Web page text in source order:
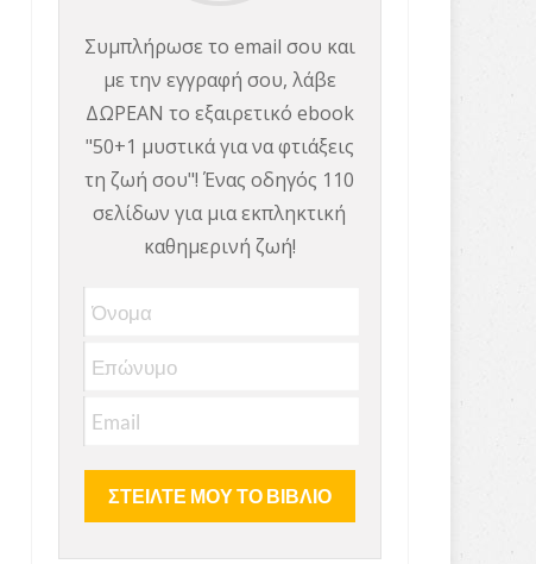
Συμπλήρωσε το email σου και
με την εγγραφή σου, λάβε
ΔΩΡΕΑΝ το εξαιρετικό ebook
"50+1 μυστικά για να φτιάξεις
τη ζωή σου"! Ένας οδηγός 110
σελίδων για μια εκπληκτική
καθημερινή ζωή!